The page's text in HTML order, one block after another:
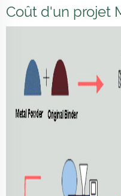
Coût d'un projet